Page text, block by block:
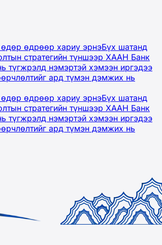
өдөр өдрөөр хариу эрнэБүх шатанд
стратегийн түншээр ХААН Банк
түгжрэлд нэмэртэй хэмээн иргэдээ
ард түмэн дэмжих нь
өдөр өдрөөр хариу эрнэБүх шатанд
стратегийн түншээр ХААН Банк
түгжрэлд нэмэртэй хэмээн иргэдээ
ард түмэн дэмжих нь